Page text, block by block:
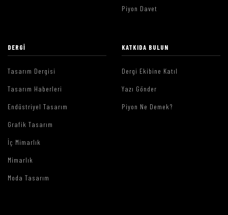
Piyon Davet
DERGI
Tasarım Dergisi
Tasarım Haberleri
Endüstriyel Tasarım
Grafik Tasarım
İç Mimarlık
Mimarlık
Moda Tasarım
KATKIDA BULUN
Dergi Ekibine Katıl
Yazı Gönder
Piyon Ne Demek?